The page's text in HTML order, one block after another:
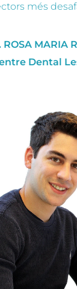
més
ROSA MARIA
Dental